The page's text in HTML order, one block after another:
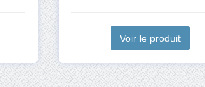
Voir le produit